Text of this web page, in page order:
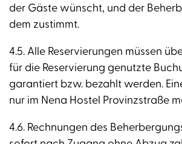
der Gäste wünscht, und der
dem zustimmt.
4.5. Alle Reservierungen müssen
für die Reservierung genutzte
garantiert bzw. bezahlt werden.
nur im Nena Hostel Provinzstraße
4.6. Rechnungen des